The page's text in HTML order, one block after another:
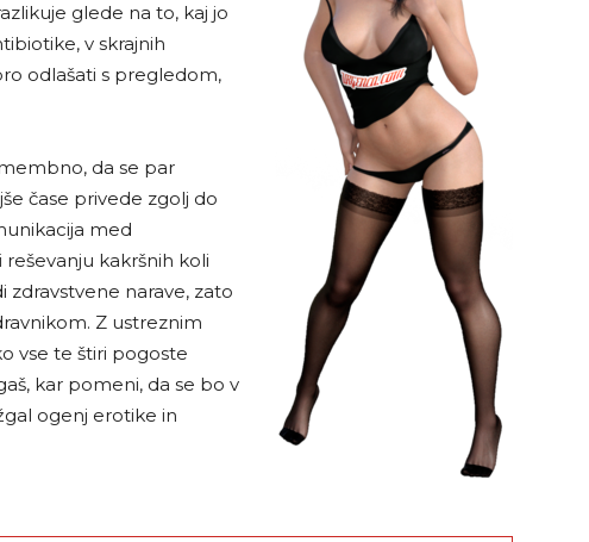
glede na to, kaj jo
v skrajnih
odlašati s pregledom,
da se par
čase privede zgolj do
med
kakršnih koli
zdravstvene narave, zato
Z ustreznim
vse te štiri pogoste
kar pomeni, da se bo v
ogenj erotike in